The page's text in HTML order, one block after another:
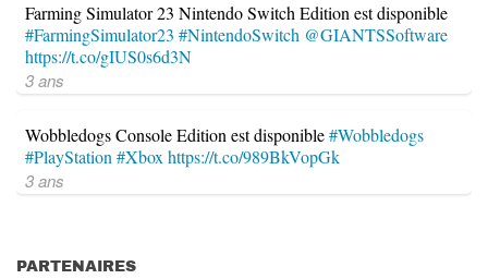
Farming Simulator 23 Nintendo Switch Edition est disponible
#FarmingSimulator23 #NintendoSwitch @GIANTSSoftware
https://t.co/gIUS0s6d3N
3 ans
Wobbledogs Console Edition est disponible#Wobbledogs
#PlayStation#Xboxhttps://t.co/989BkVopGk
3 ans
PARTENAIRES